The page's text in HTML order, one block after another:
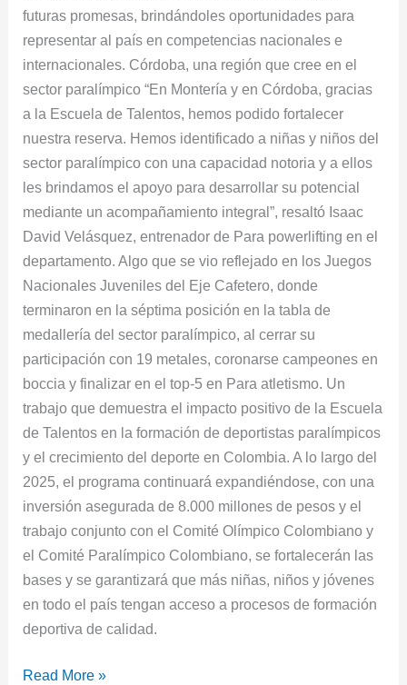
futuras promesas, brindándoles oportunidades para
representar al país en competencias nacionales e
internacionales. Córdoba, una región que cree en el
sector paralímpico “En Montería y en Córdoba, gracias
a la Escuela de Talentos, hemos podido fortalecer
nuestra reserva. Hemos identificado a niñas y niños del
sector paralímpico con una capacidad notoria y a ellos
les brindamos el apoyo para desarrollar su potencial
mediante un acompañamiento integral”, resaltó Isaac
David Velásquez, entrenador de Para powerlifting en el
departamento. Algo que se vio reflejado en los Juegos
Nacionales Juveniles del Eje Cafetero, donde
terminaron en la séptima posición en la tabla de
medallería del sector paralímpico, al cerrar su
participación con 19 metales, coronarse campeones en
boccia y finalizar en el top-5 en Para atletismo. Un
trabajo que demuestra el impacto positivo de la Escuela
de Talentos en la formación de deportistas paralímpicos
y el crecimiento del deporte en Colombia. A lo largo del
2025, el programa continuará expandiéndose, con una
inversión asegurada de 8.000 millones de pesos y el
trabajo conjunto con el Comité Olímpico Colombiano y
el Comité Paralímpico Colombiano, se fortalecerán las
bases y se garantizará que más niñas, niños y jóvenes
en todo el país tengan acceso a procesos de formación
deportiva de calidad.
Read More »